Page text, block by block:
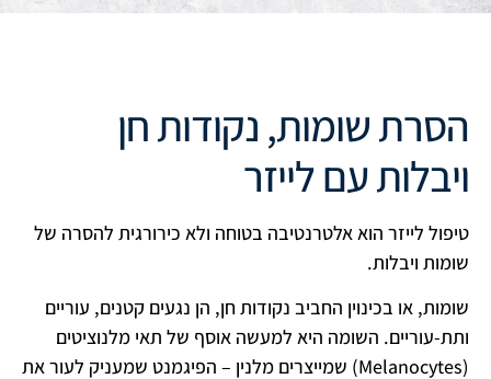
הסרת שומות, נקודות חן
ויבלות עם לייזר
טיפול לייזר הוא אלטרנטיבה בטוחה ולא כירורגית להסרה של
שומות ויבלות.
שומות, או בכינוין החביב נקודות חן, הן נגעים קטנים, עוריים
ותת-עוריים. השומה היא למעשה אוסף של תאי מלנוציטים
(
Melanocytes) שמייצרים מלנין – הפיגמנט שמעניק לעור את